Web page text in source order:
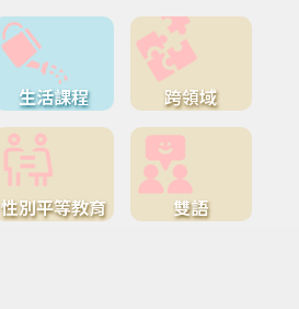
生活課程 跨領域
性別平等教育 雙語